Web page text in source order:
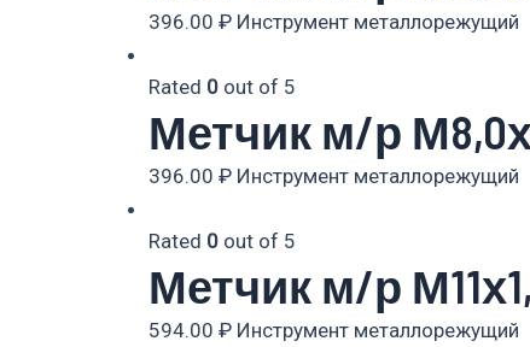
396.00 ₽ Инструмент металлорежущий
Rated 0 out of 5
Метчик м/р
396.00 ₽ Инструмент металлорежущий
Rated 0 out of 5
Метчик м/р
594.00 ₽ Инструмент металлорежущий